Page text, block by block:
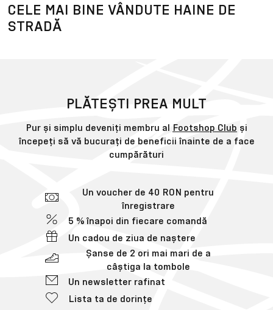
CELE MAI BINE VÂNDUTE HAINE DE
STRADĂ
PLĂTEȘTI PREA MULT
Pur și simplu deveniți membru al Footshop Club și
începeți să vă bucurați de beneficii înainte de a face
cumpărături
Un voucher de 40 RON pentru
înregistrare
5 % înapoi din fiecare comandă
Un cadou de ziua de naștere
Șanse de 2 ori mai mari de a
câștiga la tombole
Un newsletter rafinat
Lista ta de dorințe